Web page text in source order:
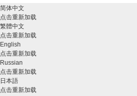
了！ ...
简体中文
点击重新加载
繁體中文
点击重新加载
English
点击重新加载
Russian
点击重新加载
日本語
点击重新加载